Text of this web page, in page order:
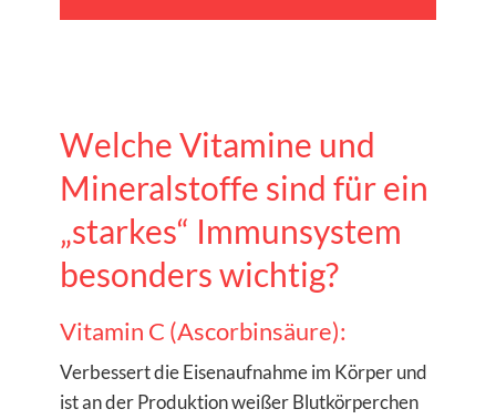
Welche Vitamine und
Mineralstoffe sind für ein
„starkes“ Immunsystem
besonders wichtig?
Vitamin C (Ascorbinsäure):
Verbessert die Eisenaufnahme im Körper und
ist an der Produktion weißer Blutkörperchen